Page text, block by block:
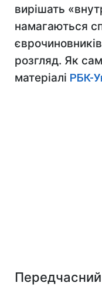
вирішать
намагаються
розгляд. Як
матеріалі РБК-